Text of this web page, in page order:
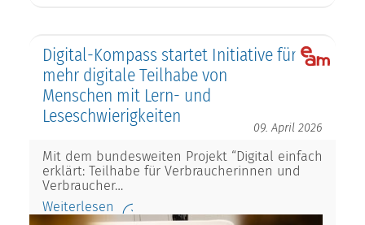
Digital-Kompass startet Initiative für
mehr digitale Teilhabe von
Menschen mit Lern- und
Leseschwierigkeiten
09. April 2026
Mit dem bundesweiten Projekt “Digital einfach
erklärt: Teilhabe für Verbraucherinnen und
Verbraucher…
Weiterlesen